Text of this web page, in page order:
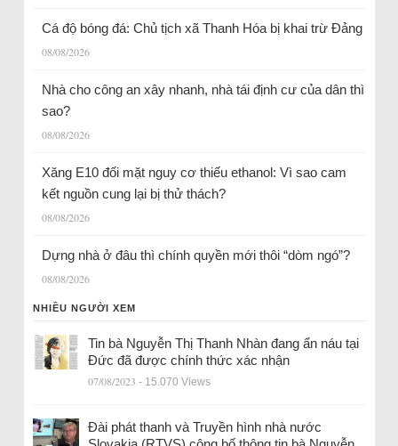
Cá độ bóng đá: Chủ tịch xã Thanh Hóa bị khai trừ Đảng
08/08/2026
Nhà cho công an xây nhanh, nhà tái định cư của dân thì
sao?
08/08/2026
Xăng E10 đối mặt nguy cơ thiếu ethanol: Vì sao cam
kết nguồn cung lại bị thử thách?
08/08/2026
Dựng nhà ở đâu thì chính quyền mới thôi “dòm ngó”?
08/08/2026
NHIỀU NGƯỜI XEM
Tin bà Nguyễn Thị Thanh Nhàn đang ẩn náu tại
Đức đã được chính thức xác nhận
07/08/2023 - 15.070 Views
Đài phát thanh và Truyền hình nhà nước